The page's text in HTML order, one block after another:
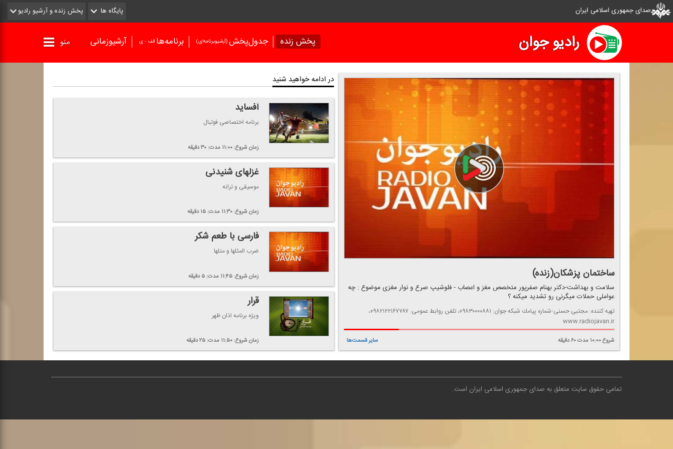
صدای جمهوری اسلامی ایران پایگاه ها پخش زنده و آرشیو رادیو
رادیو جوان پخش زنده جدول‌پخش(آرشیو‌برنامه‌ای) برنامه‌ها الف - ی آرشیوزمانی منو
ساختمان پزشكان(زنده)
سلامت و بهداشت-دكتر بهنام صفرپور متخصص مغز و اعصاب - فلوشیپ صرع و نوار مغزی موضوع : چه
عواملی حملات میگرنی رو تشدید میكنه ؟
تهیه كننده: مجتبی حسنی-شماره پیامك شبكه جوان: ۹۸۳۰۰۰۰۸۸۱+، تلفن روابط عمومی: ۹۸۲۱۲۲۱۶۷۷۸۷+،
www.radiojavan.ir
شروع۱۰:۰۰ مدت۶۰دقیقه سایر قسمت‌ها
در ادامه خواهید شنید
آفساید
برنامه اختصاصی فوتبال
زمان شروع: ۱۱:۰۰ مدت: ۳۰دقیقه
غزلهای شنیدنی
موسیقی و ترانه
زمان شروع: ۱۱:۳۰ مدت: ۱۵دقیقه
فارسی با طعم شكر
ضرب المثلها و متلها
زمان شروع: ۱۱:۴۵ مدت: ۵دقیقه
قرار
ویژه برنامه اذان ظهر
زمان شروع: ۱۱:۵۰ مدت: ۲۵دقیقه
تمامی حقوق سایت متعلق به صدای جمهوری اسلامی ایران است.